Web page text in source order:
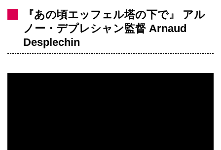
『あの頃エッフェル塔の下で』 アル
ノー・デプレシャン監督 Arnaud
Desplechin